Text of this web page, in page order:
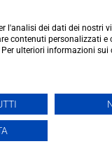
C.F. 92076900858
Chi siamo
Privacy & Cookie Policy
è una testata
Caltanissetta n.02/
da
l'analisi dei dati dei nostri
contenuti personalizzati e
ulteriori informazioni